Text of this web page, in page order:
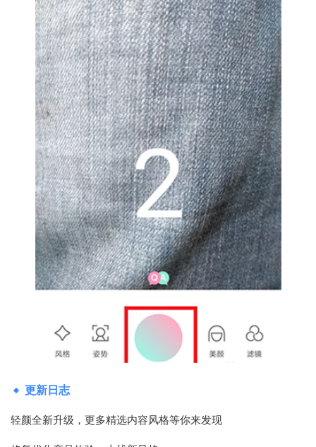
更新日志
轻颜全新升级，更多精选内容风格等你来发现